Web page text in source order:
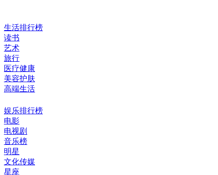
生活排行榜
读书
艺术
旅行
医疗健康
美容护肤
高端生活
娱乐排行榜
电影
电视剧
音乐榜
明星
文化传媒
星座